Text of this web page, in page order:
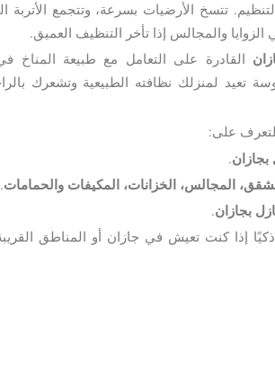
تتسخ الأرضيات بسرعة، وتتجمع الأتربة
الزوايا والمجالس إذا تأخر التنظيف العميق.
القادرة على التعامل مع طبيعة المناخ
تعيد لمنزلك نظافته الطبيعية وتشعرك
على:
.
المجالس، الخزانات، المكيفات والحمامات.
بجازان.
ذكيًا إذا كنت تعيش في جازان أو المناطق